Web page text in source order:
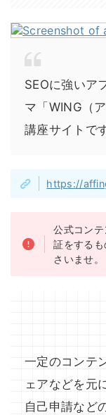
SEOに強いア
マ「WING（
講座サイトで
https://
公式コン
証をする
さいませ。
一定のコンテ
ェアなどを元
自己申請など